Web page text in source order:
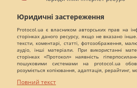
Юридичні застереження
Protocol.ua є власником авторських прав на
сторінках даного ресурсу, якщо не вказано
тексти, коментарі, статті, фотозображення,
аудіо, інші матеріали. При використанні
сторінках «Протокол» наявність
пошуковими системами на protocol.ua
розуміється копіювання, адаптація, рерайтинг,
Повний текст